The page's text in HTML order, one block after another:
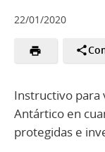
22/01/2020
Instructivo para
Antártico en
protegidas e